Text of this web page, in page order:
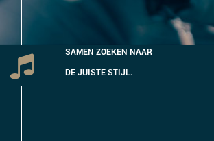
SAMEN ZOEKEN NAAR
DE JUISTE STIJL.